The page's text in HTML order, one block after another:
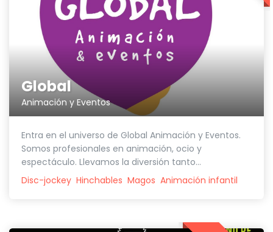
Global
Animación y Eventos
Entra en el universo de Global Animación y Eventos.
Somos profesionales en animación, ocio y
espectáculo. Llevamos la diversión tanto...
Disc-jockey Hinchables Magos Animación infantil